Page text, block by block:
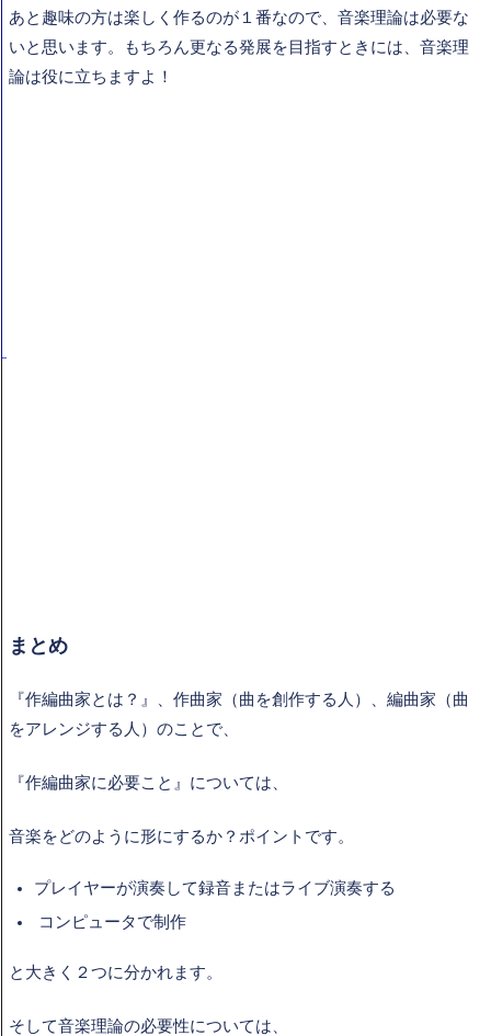
あと趣味の方は楽しく作るのが１番なので、音楽理論は必要な
いと思います。もちろん更なる発展を目指すときには、音楽理
論は役に立ちますよ！
まとめ
『作編曲家とは？』、作曲家（曲を創作する人）、編曲家（曲
をアレンジする人）のことで、
『作編曲家に必要こと』については、
音楽をどのように形にするか？ポイントです。
プレイヤーが演奏して録音またはライブ演奏する
コンピュータで制作
と大きく２つに分かれます。
そして音楽理論の必要性については、